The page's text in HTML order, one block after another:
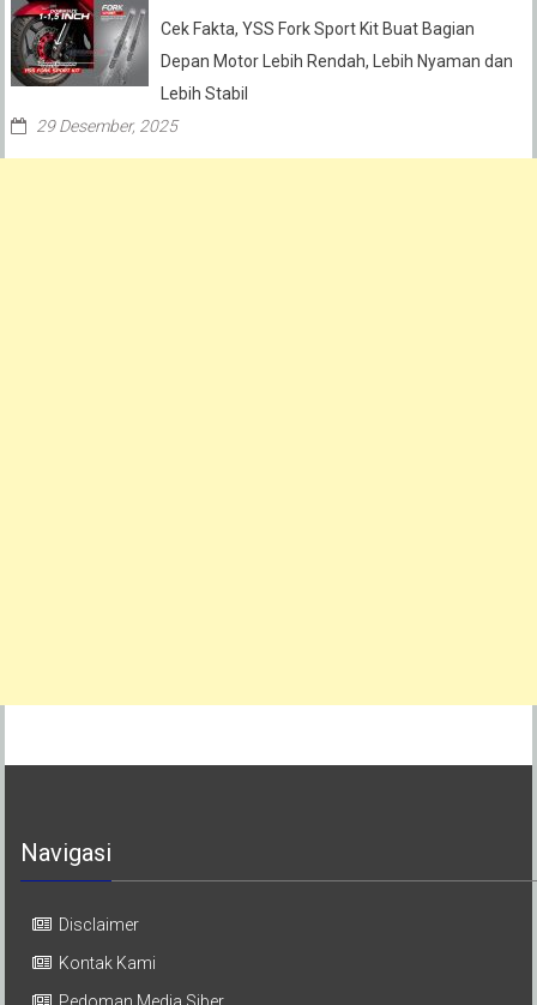
Cek Fakta, YSS Fork Sport Kit Buat Bagian
Depan Motor Lebih Rendah, Lebih Nyaman dan
Lebih Stabil
29 Desember, 2025
Navigasi
Disclaimer
Kontak Kami